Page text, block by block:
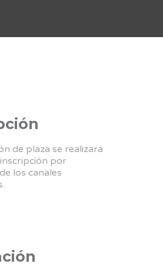
de plaza se realizará
por
los canales